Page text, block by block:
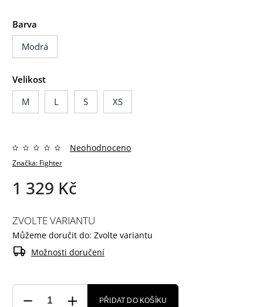
Barva
Modrá
Velikost
M
L S XS
Značka: Fighter
Neohodnoceno
1 329 Kč
ZVOLTE VARIANTU
Můžeme doručit do: Zvolte variantu
Možnosti doručení
PŘIDAT DO KOŠÍKU